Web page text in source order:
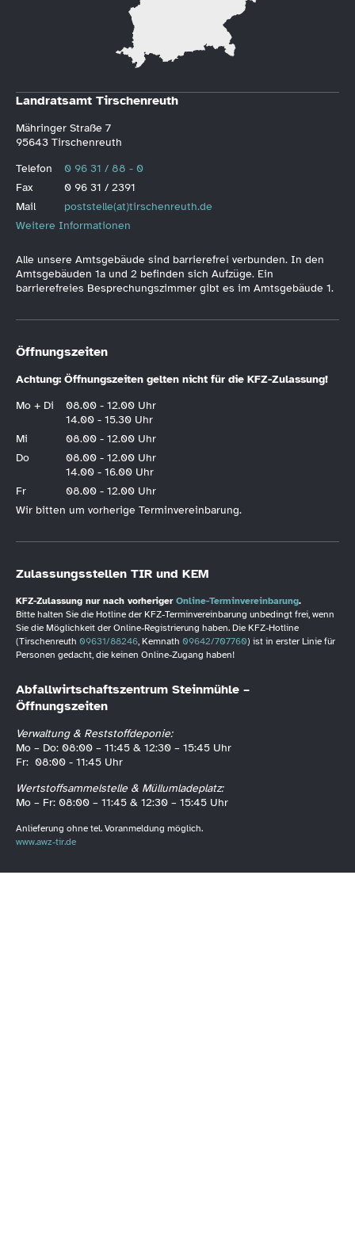
Landratsamt Tirschenreuth
Mähringer Straße 7
95643 Tirschenreuth
Telefon
0 96 31 / 88 - 0
Fax
0 96 31 / 2391
Mail
poststelle(at)tirschenreuth.de
Weitere Informationen
Alle unsere Amtsgebäude sind barrierefrei verbunden. In den
Amtsgebäuden 1a und 2 befinden sich Aufzüge. Ein
barrierefreies Besprechungszimmer gibt es im Amtsgebäude 1.
Öffnungszeiten
Achtung: Öffnungszeiten gelten nicht für die KFZ-Zulassung!
Mo + Di
08.00 - 12.00 Uhr
14.00 - 15.30 Uhr
Mi
08.00 - 12.00 Uhr
Do
08.00 - 12.00 Uhr
14.00 - 16.00 Uhr
Fr
08.00 - 12.00 Uhr
Wir bitten um vorherige Terminvereinbarung.
Zulassungsstellen TIR und KEM
KFZ-Zulassung nur nach vorheriger Online-Terminvereinbarung.
Bitte halten Sie die Hotline der KFZ-Terminvereinbarung unbedingt frei, wenn
Sie die Möglichkeit der Online-Registrierung haben. Die KFZ-Hotline
(Tirschenreuth 09631/88246, Kemnath 09642/707760) ist in erster Linie für
Personen gedacht, die keinen Online-Zugang haben!
Abfallwirtschaftszentrum Steinmühle –
Öffnungszeiten
Verwaltung & Reststoffdeponie:
Mo – Do: 08:00 – 11:45 & 12:30 – 15:45 Uhr
Fr: 08:00 - 11:45 Uhr
Wertstoffsammelstelle & Müllumladeplatz:
Mo – Fr: 08:00 – 11:45 & 12:30 – 15:45 Uhr
Anlieferung ohne tel. Voranmeldung möglich.
www.awz-tir.de